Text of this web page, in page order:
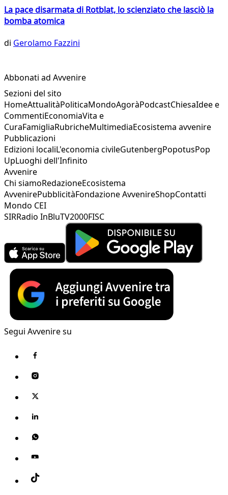
La pace disarmata di Rotblat, lo scienziato che lasciò la
bomba atomica
di Gerolamo Fazzini
Abbonati ad Avvenire
Sezioni del sito
HomeAttualitàPoliticaMondoAgoràPodcastChiesaIdee e
CommentiEconomiaVita e
CuraFamigliaRubricheMultimediaEcosistema avvenire
Pubblicazioni
Edizioni localiL'economia civileGutenbergPopotusPop
UpLuoghi dell'Infinito
Avvenire
Chi siamoRedazioneEcosistema
AvvenirePubblicitàFondazione AvvenireShopContatti
Mondo CEI
SIRRadio InBluTV2000FISC
Segui Avvenire su